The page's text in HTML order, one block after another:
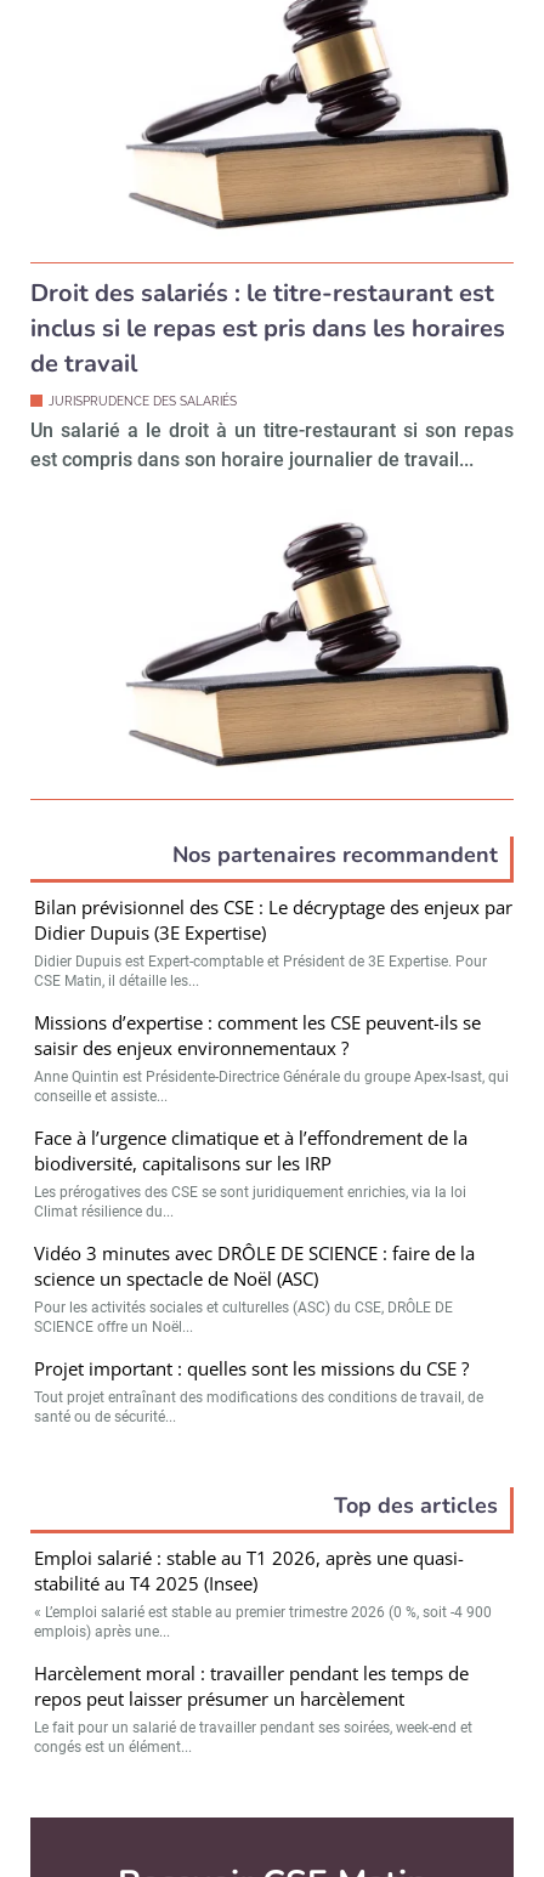
Droit des salariés : le titre-restaurant est
inclus si le repas est pris dans les horaires
de travail
JURISPRUDENCE DES SALARIÉS
Un salarié a le droit à un titre-restaurant si son repas
est compris dans son horaire journalier de travail...
Nos partenaires recommandent
Bilan prévisionnel des CSE : Le décryptage des enjeux par
Didier Dupuis (3E Expertise)
Didier Dupuis est Expert-comptable et Président de 3E Expertise. Pour
CSE Matin, il détaille les...
Missions d’expertise : comment les CSE peuvent-ils se
saisir des enjeux environnementaux ?
Anne Quintin est Présidente-Directrice Générale du groupe Apex-Isast, qui
conseille et assiste...
Face à l’urgence climatique et à l’effondrement de la
biodiversité, capitalisons sur les IRP
Les prérogatives des CSE se sont juridiquement enrichies, via la loi
Climat résilience du...
Vidéo 3 minutes avec DRÔLE DE SCIENCE : faire de la
science un spectacle de Noël (ASC)
Pour les activités sociales et culturelles (ASC) du CSE, DRÔLE DE
SCIENCE offre un Noël...
Projet important : quelles sont les missions du CSE ?
Tout projet entraînant des modifications des conditions de travail, de
santé ou de sécurité...
Top des articles
Emploi salarié : stable au T1 2026, après une quasi-
stabilité au T4 2025 (Insee)
« L’emploi salarié est stable au premier trimestre 2026 (0 %, soit -4 900
emplois) après une...
Harcèlement moral : travailler pendant les temps de
repos peut laisser présumer un harcèlement
Le fait pour un salarié de travailler pendant ses soirées, week-end et
congés est un élément...
Valider
Non merci, je reçois déjà
!
Je déciderai plus
tard